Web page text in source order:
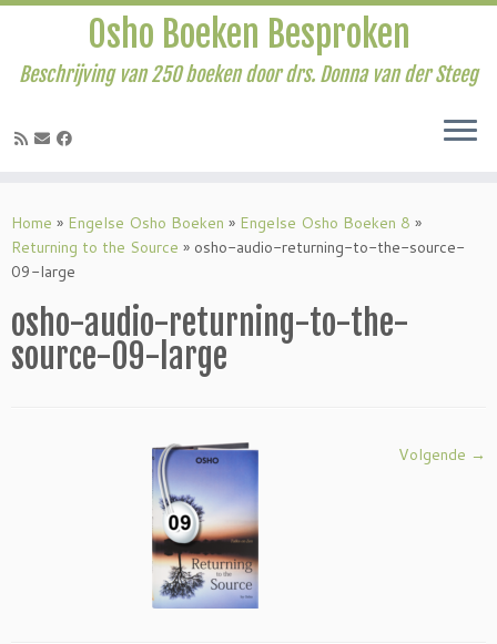
naar
inhoud
Osho Boeken Besproken
Beschrijving van 250 boeken door drs. Donna van der Steeg
Home » Engelse Osho Boeken » Engelse Osho Boeken 8 »
Returning to the Source » osho-audio-returning-to-the-source-
09-large
osho-audio-returning-to-the-
source-09-large
Volgende →